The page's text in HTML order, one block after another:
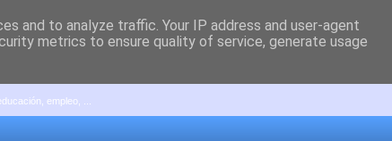
empleo, ...
and to analyze traffic. Your IP address and user-agent
metrics to ensure quality of service, generate usage